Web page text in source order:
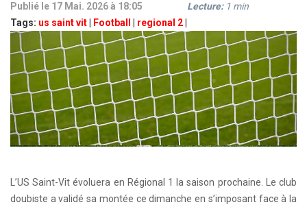
Publié le 17 Mai. 2026 à 18:05
Tags: us saint vit Football regional 2
Lecture: 1 min
L’US Saint-Vit évoluera en Régional 1 la saison prochaine. Le club
doubiste a validé sa montée ce dimanche en s’imposant face à la